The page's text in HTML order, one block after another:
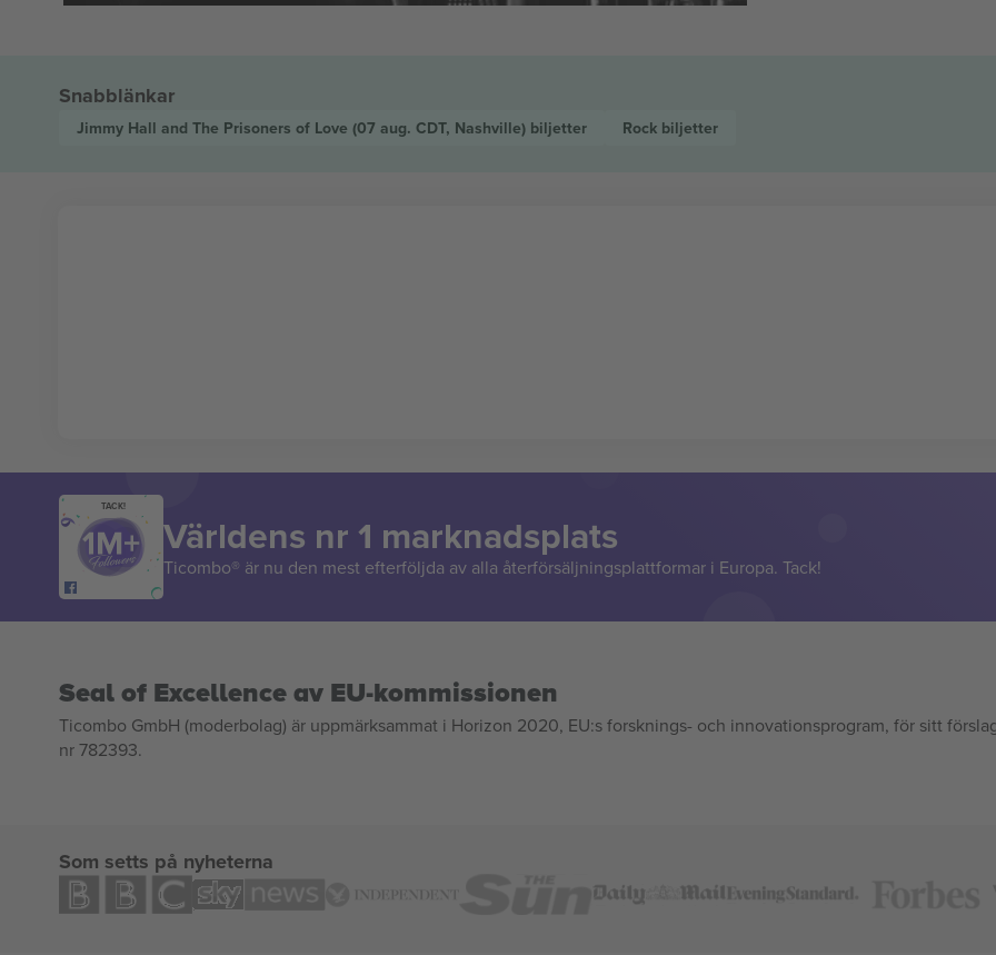
Snabblänkar
Jimmy Hall and The Prisoners of Love (07 aug. CDT, Nashville) biljetter Rock biljetter
TACK!
Världens nr 1 marknadsplats
Ticombo® är nu den mest efterföljda av alla återförsäljningsplattformar i Europa. Tack!
Seal of Excellence av EU-kommissionen
Ticombo GmbH (moderbolag) är uppmärksammat i Horizon 2020, EU:s forsknings- och innovationsprogram, för sitt
nr 782393.
Som setts på nyheterna